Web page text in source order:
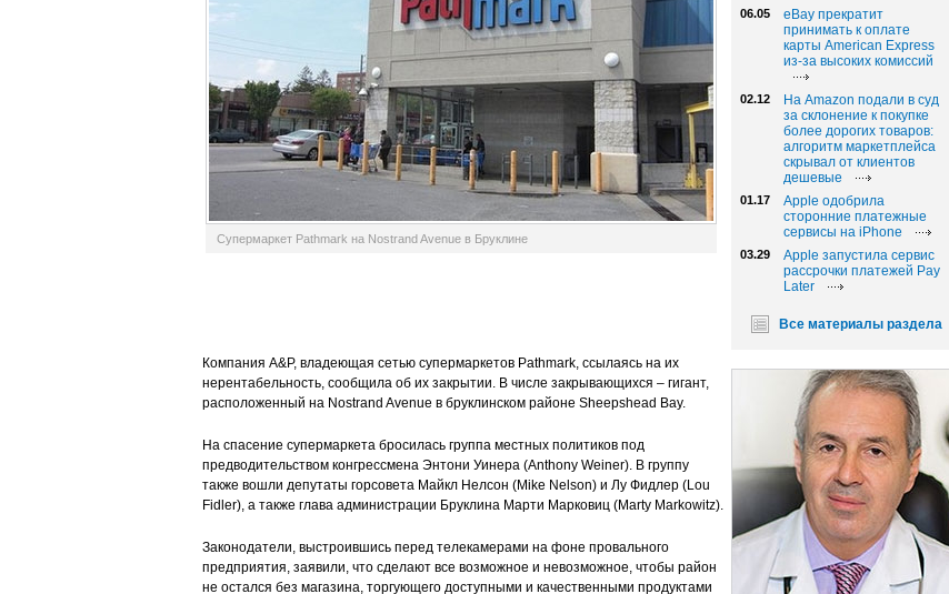
06.05
eBay прекратит
принимать к оплате
карты American Express
из-за высоких комиссий
02.12
На Amazon подали в суд
за склонение к покупке
более дорогих товаров:
алгоритм маркетплейса
скрывал от клиентов
дешевые
01.17
Apple одобрила
сторонние платежные
сервисы на iPhone
03.29
Apple запустила сервис
рассрочки платежей Pay
Later
Все материалы раздела
Супермаркет Pathmark на Nostrand Avenue в Бруклине
Компания A&P, владеющая сетью супермаркетов Pathmark, ссылаясь на их
нерентабельность, сообщила об их закрытии. В числе закрывающихся – гигант,
расположенный на Nostrand Avenue в бруклинском районе Sheepshead Bay.
На спасение супермаркета бросилась группа местных политиков под
предводительством конгрессмена Энтони Уинера (Anthony Weiner). В группу
также вошли депутаты горсовета Майкл Нелсон (Mike Nelson) и Лу Фидлер (Lou
Fidler), а также глава администрации Бруклина Марти Марковиц (Marty Markowitz).
Законодатели, выстроившись перед телекамерами на фоне провального
предприятия, заявили, что сделают все возможное и невозможное, чтобы район
не остался без магазина, торгующего доступными и качественными продуктами